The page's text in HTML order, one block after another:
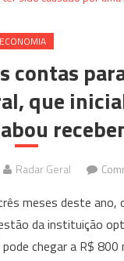
ECONOMIA
contas
que
Radar Geral
deste ano,
da instituição
chegar a R$